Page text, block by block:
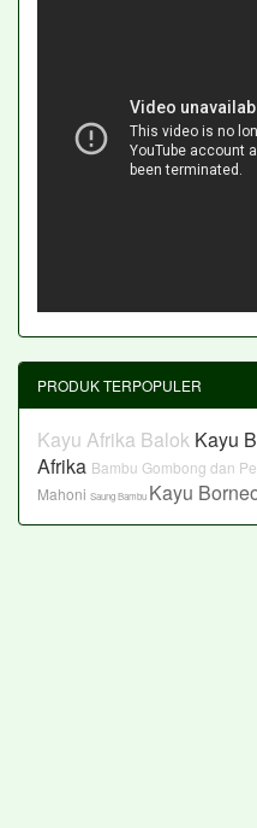
PRODUK TERPOPULER
Kayu Afrika Balok Kayu
Afrika Bambu Gombong dan
Mahoni Saung Bambu Kayu